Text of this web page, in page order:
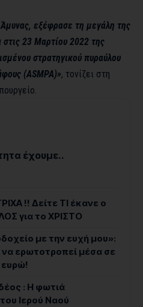
εξέφρασε τη μεγάλη της
στις 23 Μαρτίου 2022 της
στρατηγικού πυραύλου
(ASMPA)», τονίζει στη
έχουμε..
!! Δείτε ΤΙ έκανε ο
για το ΧΡΙΣΤΟ
με την ευχή μου»:
να ερωτοτροπεί μέσα σε
: Η φωτιά
Ιερού Ναού